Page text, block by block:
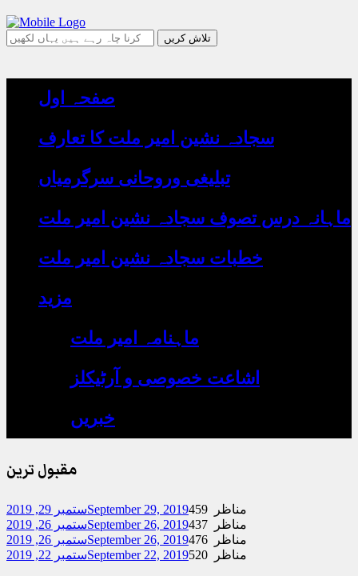
جو
چاہ
صفحہ اول
سجادہ نشین امیر ملت کا تعارف
تبلیغی وروحانی سرگرمیاں
ماہانہ درس تصوف سجادہ نشین امیر ملت
خطبات سجادہ نشین امیر ملت
مزید
ماہنامہ امیر ملت
اشاعت خصوصی و آرٹیکلز
خبریں
مقبول ترین
ستمبر 29, 2019September 29, 2019
459 مناظر
ستمبر 26, 2019September 26, 2019
437 مناظر
ستمبر 26, 2019September 26, 2019
476 مناظر
ستمبر 22, 2019September 22, 2019 520 مناظر